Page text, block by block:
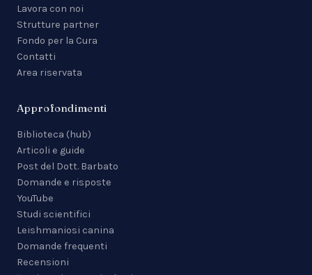
Lavora con noi
Strutture partner
Fondo per la Cura
Contatti
Area riservata
Approfondimenti
Biblioteca (hub)
Articoli e guide
Post del Dott. Barbato
Domande e risposte
YouTube
Studi scientifici
Leishmaniosi canina
Domande frequenti
Recensioni